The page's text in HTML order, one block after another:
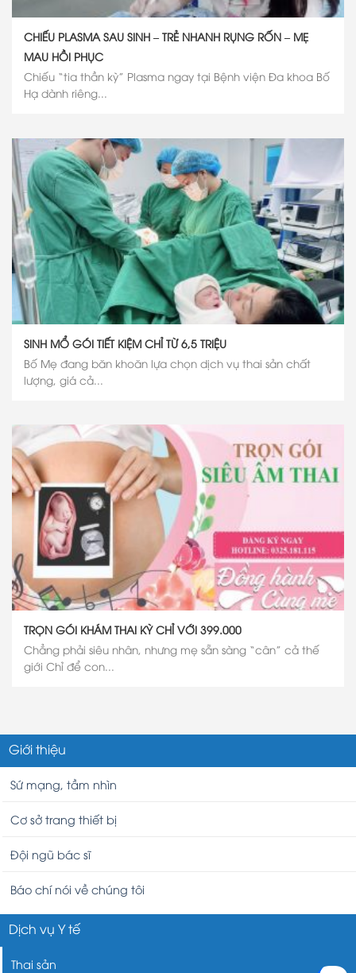
CHIẾU PLASMA SAU SINH – TRẺ NHANH RỤNG RỐN – MẸ
MAU HỒI PHỤC
Chiếu “tia thần kỳ” Plasma ngay tại Bệnh viện Đa khoa Bố
Hạ dành riêng...
SINH MỔ GÓI TIẾT KIỆM CHỈ TỪ 6,5 TRIỆU
Bố Mẹ đang băn khoăn lựa chọn dịch vụ thai sản chất
lượng, giá cả...
TRỌN GÓI KHÁM THAI KỲ CHỈ VỚI 399.000
Chẳng phải siêu nhân, nhưng mẹ sẵn sàng “cân” cả thế
giới Chỉ để con...
Giới thiệu
Sứ mạng, tầm nhìn
Cơ sở trang thiết bị
Đội ngũ bác sĩ
Báo chí nói về chúng tôi
Dịch vụ Y tế
Thai sản